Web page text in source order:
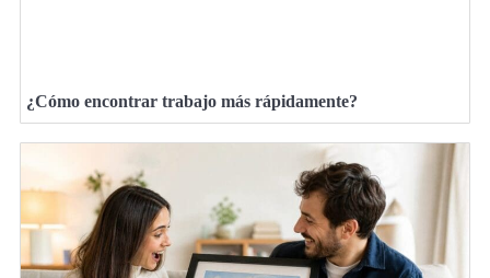
¿Cómo encontrar trabajo más rápidamente?